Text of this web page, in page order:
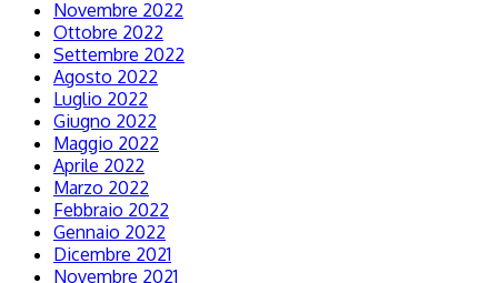
Novembre 2022
Ottobre 2022
Settembre 2022
Agosto 2022
Luglio 2022
Giugno 2022
Maggio 2022
Aprile 2022
Marzo 2022
Febbraio 2022
Gennaio 2022
Dicembre 2021
Novembre 2021